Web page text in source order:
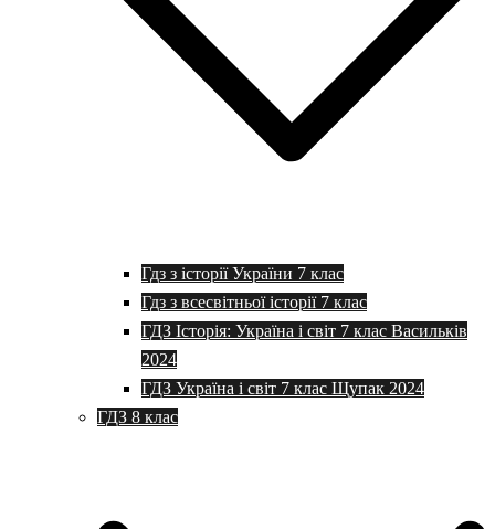
Гдз з історії України 7 клас
Гдз з всесвітньої історії 7 клас
ГДЗ Історія: Україна і світ 7 клас Васильків
2024
ГДЗ Україна і світ 7 клас Щупак 2024
ГДЗ 8 клас